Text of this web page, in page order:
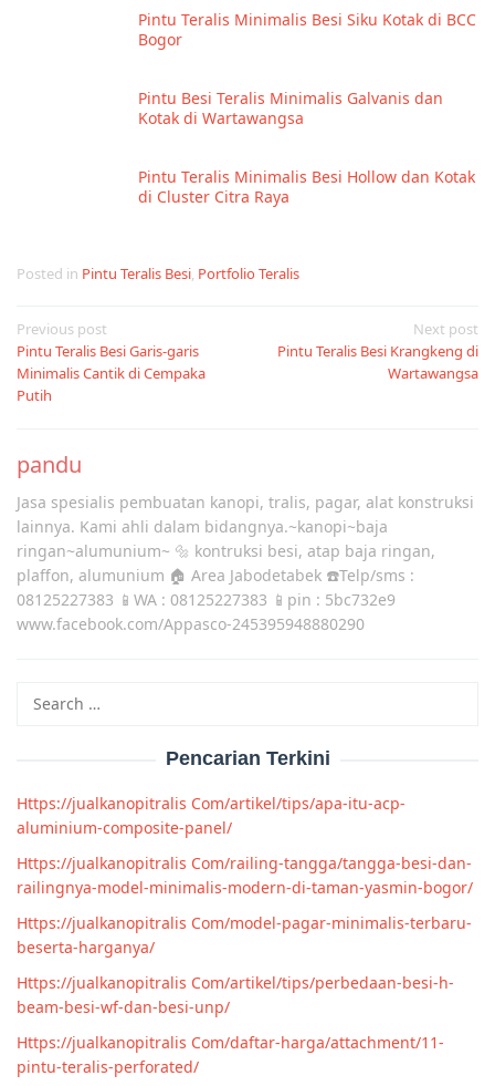
Pintu Teralis Minimalis Besi Siku Kotak di BCC
Bogor
Pintu Besi Teralis Minimalis Galvanis dan
Kotak di Wartawangsa
Pintu Teralis Minimalis Besi Hollow dan Kotak
di Cluster Citra Raya
Posted in Pintu Teralis Besi, Portfolio Teralis
Post
navigation
Previous post
Pintu Teralis Besi Garis-garis
Minimalis Cantik di Cempaka
Putih
Next post
Pintu Teralis Besi Krangkeng di
Wartawangsa
pandu
Jasa spesialis pembuatan kanopi, tralis, pagar, alat konstruksi
lainnya. Kami ahli dalam bidangnya.~kanopi~baja
ringan~alumunium~ 🔩 kontruksi besi, atap baja ringan,
plaffon, alumunium 🏠 Area Jabodetabek ☎️Telp/sms :
08125227383 📱WA : 08125227383 📱pin : 5bc732e9
www.facebook.com/Appasco-245395948880290
Pencarian Terkini
Https://jualkanopitralis Com/artikel/tips/apa-itu-acp-
aluminium-composite-panel/
Https://jualkanopitralis Com/railing-tangga/tangga-besi-dan-
railingnya-model-minimalis-modern-di-taman-yasmin-bogor/
Https://jualkanopitralis Com/model-pagar-minimalis-terbaru-
beserta-harganya/
Https://jualkanopitralis Com/artikel/tips/perbedaan-besi-h-
beam-besi-wf-dan-besi-unp/
Https://jualkanopitralis Com/daftar-harga/attachment/11-
pintu-teralis-perforated/